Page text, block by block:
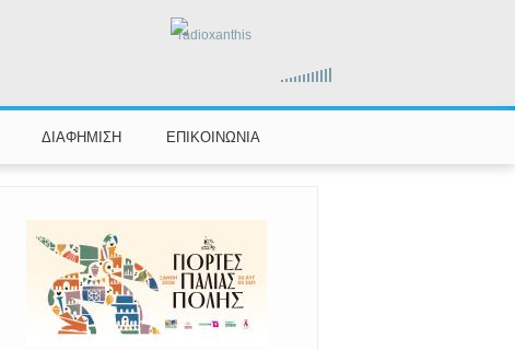
radioxanthis
ΔΙΑΦΗΜΙΣΗ ΕΠΙΚΟΙΝΩΝΙΑ
Παραμένουμε Προσεκτικοί
Καλούμε Άμεσα την Πυροσβεστική στο